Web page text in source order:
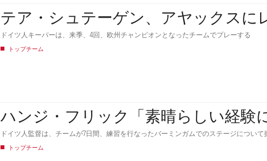
テア・シュテーゲン、アヤックスに
ドイツ人キーパーは、来季、4回、欧州チャンピオンとなったチームでプレーする
トップチーム
ハンジ・フリック「素晴らしい経験
ドイツ人監督は、チームが7日間、練習を行なったバーミンガムでのステージについて
トップチーム